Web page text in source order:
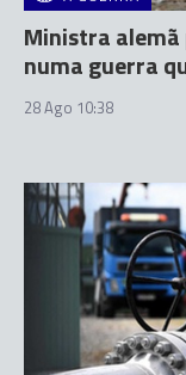
Ministra
numa guerra
28 Ago 10:38